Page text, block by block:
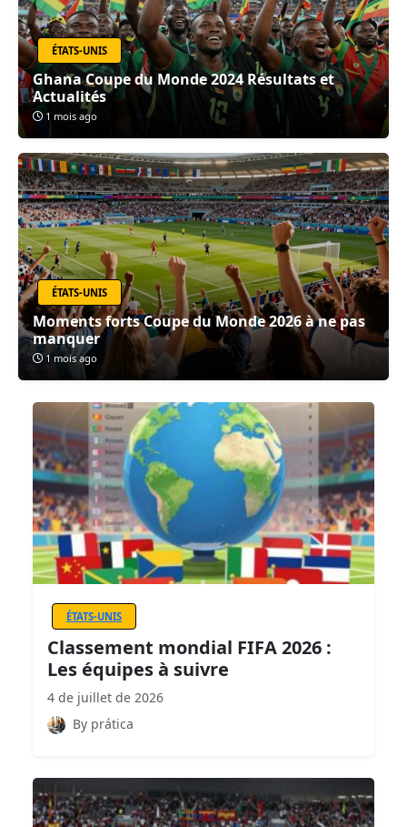
ÉTATS-UNIS
Ghana Coupe du Monde 2024 Résultats et
Actualités
1 mois ago
ÉTATS-UNIS
Moments forts Coupe du Monde 2026 à ne pas
manquer
1 mois ago
ÉTATS-UNIS
Classement mondial FIFA 2026 :
Les équipes à suivre
4 de juillet de 2026
By prática